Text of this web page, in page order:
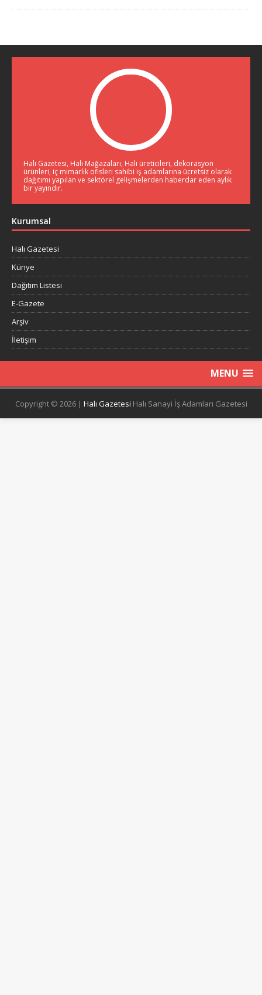
Halı Gazetesi, Halı Mağazaları, Halı üreticileri, dekorasyon
ürünleri, iç mimarlık ofisleri sahibi iş adamlarına ücretsiz olarak
dağıtımı yapılan ve sektörel gelişmelerden haberdar eden aylık
bir yayındır.
Kurumsal
Halı Gazetesi
Künye
Dağıtım Listesi
E-Gazete
Arşiv
İletişim
MENU
Copyright © 2026 | Halı Gazetesi Halı Sanayi İş Adamları Gazetesi